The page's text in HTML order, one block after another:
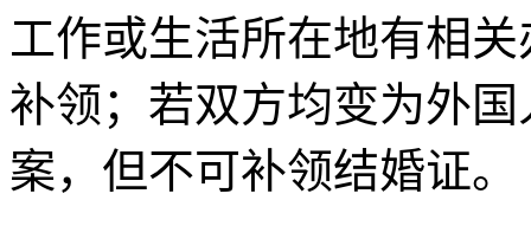
工作或生活所在地有相
补领；若双方均变为外
案，但不可补领结婚证。